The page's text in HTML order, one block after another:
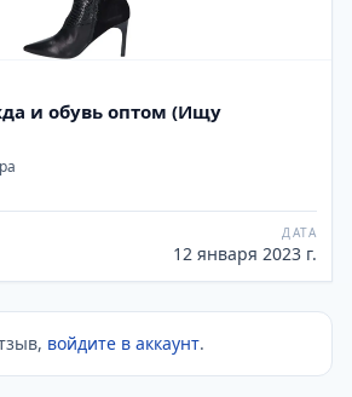
и обувь оптом (Ищу
ДАТА
12 января 2023 г.
войдите в аккаунт.